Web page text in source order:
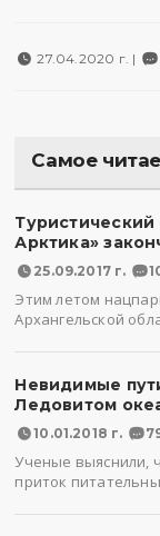
27.04.2020 г. |
Самое
Туристический
Арктика»
25.09.2017 г.
Этим летом
Архангельской
Невидимые
Ледовитом
10.01.2018 г.
Ученые выяснили,
приток